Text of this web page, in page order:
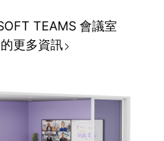
TEAMS 會議室
更多資訊